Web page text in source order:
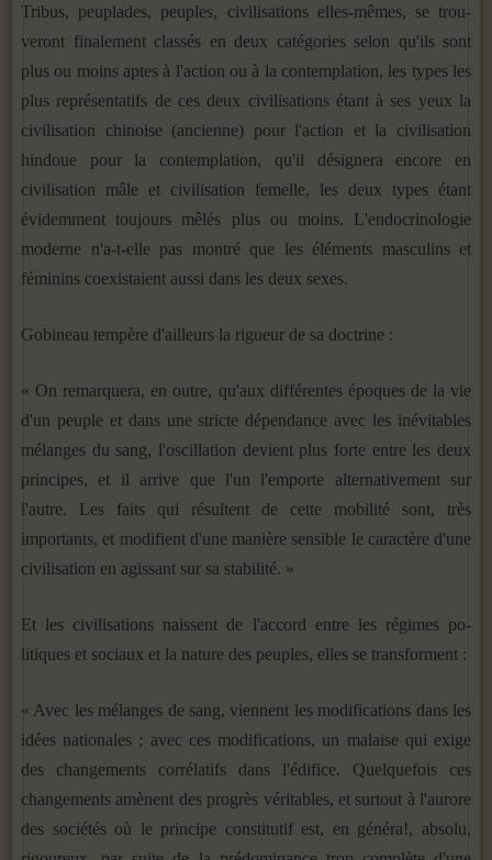
Tribus, peuplades, peuples, civilisations elles-mêmes, se trou­
veront finalement classés en deux catégories selon qu'ils sont
plus ou moins aptes à l'action ou à la contemplation, les types les
plus représentatifs de ces deux civilisations étant à ses yeux la
civilisation chinoise (ancienne) pour l'action et la civilisa­tion
hindoue pour la contemplation, qu'il désignera encore en
civilisation mâle et civilisation femelle, les deux types étant
évidemment toujours mêlés plus ou moins. L'endocrinologie
moderne n'a-t-elle pas montré que les éléments masculins et
féminins coexistaient aussi dans les deux sexes.
Gobineau tempère d'ailleurs la rigueur de sa doctrine :
« On remarquera, en outre, qu'aux différentes époques de la vie
d'un peuple et dans une stricte dépendance avec les inévi­tables
mélanges du sang, l'oscillation devient plus forte entre les deux
principes, et il arrive que l'un l'emporte alternative­ment sur
l'autre. Les faits qui résultent de cette mobilité sont, très
importants, et modifient d'une manière sensible le carac­tère d'une
civilisation en agissant sur sa stabilité. »
Et les civilisations naissent de l'accord entre les régimes po­
litiques et sociaux et la nature des peuples, elles se transfor­ment :
« Avec les mélanges de sang, viennent les modifications dans les
idées nationales ; avec ces modifications, un malaise qui exige
des changements corrélatifs dans l'édifice. Quelquefois ces
changements amènent des progrès véritables, et surtout à l'aurore
des sociétés où le principe constitutif est, en généra!, absolu,